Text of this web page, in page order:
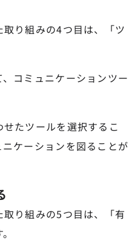
り組みの4つ目は、「ツ
コミュニケーションツー
たツールを選択するこ
ケーションを図ることが
り組みの5つ目は、「有